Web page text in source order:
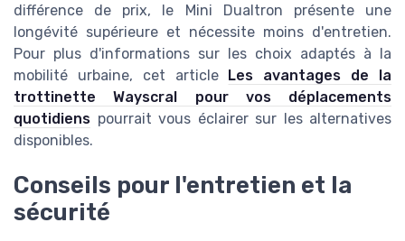
différence de prix, le Mini Dualtron présente une
longévité supérieure et nécessite moins d'entretien.
Pour plus d'informations sur les choix adaptés à la
mobilité urbaine, cet article Les avantages de la
trottinette Wayscral pour vos déplacements
quotidiens pourrait vous éclairer sur les alternatives
disponibles.
Conseils pour l'entretien et la
sécurité